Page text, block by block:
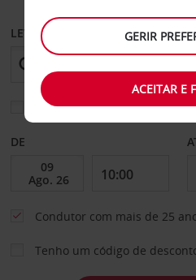
LEVANTAR EM
Escolher uma estação de
DE
Condutor com mais de 25
Tenho um código de
GERIR
ACEITAR E